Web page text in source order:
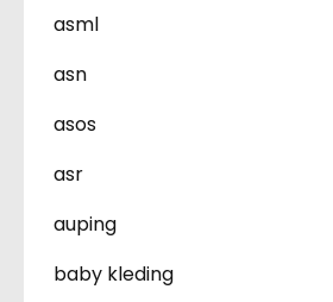
asml
asn
asos
asr
auping
baby kleding